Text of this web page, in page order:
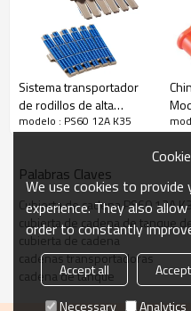
Imagen del producto
Sistema transportador
de rodillos de alta
calidad HBP882 para
bolas de rodillos
modelo : PS60 12A K35
Palabras Claves
Cubierta de cadena PS60 12A
cubierta de cadena de tanque
cubierta de cadena
cadenas transportadoras
cadena de tanque
We use cookies to
experience. They also
order to constantly
Accept all
Necessary
Analytics